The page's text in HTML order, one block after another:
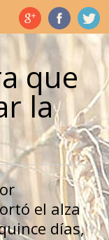
que
la
el alza
días,